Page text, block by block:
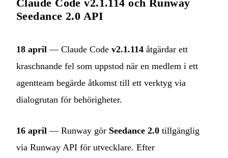
Claude Code v2.1.114 och Runway
Seedance 2.0 API
18 april — Claude Code v2.1.114 åtgärdar ett
kraschnande fel som uppstod när en medlem i ett
agentteam begärde åtkomst till ett verktyg via
dialogrutan för behörigheter.
16 april — Runway gör Seedance 2.0 tillgänglig
via Runway API för utvecklare. Efter